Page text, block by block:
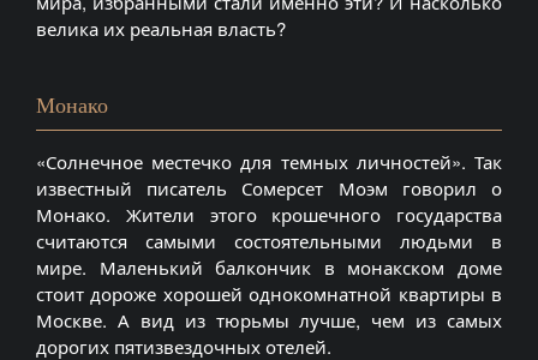
велика их реальная власть?
Монако
«Солнечное местечко для темных личностей». Так
известный писатель Сомерсет Моэм говорил о
Монако. Жители этого крошечного государства
считаются самыми состоятельными людьми в
мире. Маленький балкончик в монакском доме
стоит дороже хорошей однокомнатной квартиры в
Москве. А вид из тюрьмы лучше, чем из самых
дорогих пятизвездочных отелей.